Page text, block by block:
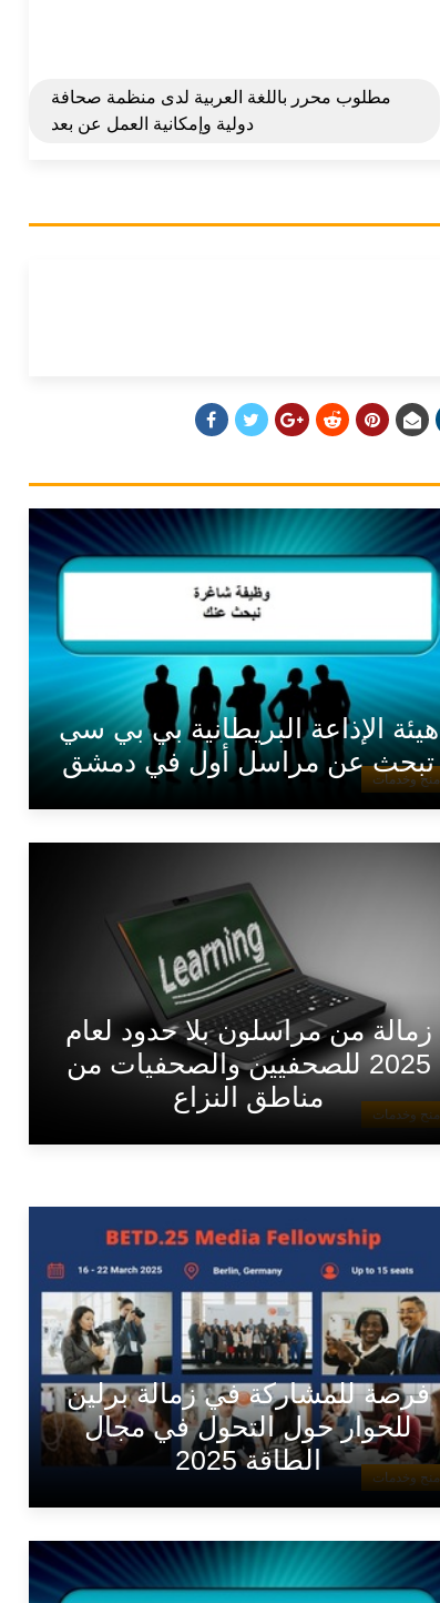
مطلوب محرر باللغة العربية لدى منظمة صحافة
دولية وإمكانية العمل عن بعد
منح وخدمات
هيئة الإذاعة البريطانية بي بي سي
تبحث عن مراسل أول في دمشق
منح وخدمات
زمالة من مراسلون بلا حدود لعام
2025 للصحفيين والصحفيات من
مناطق النزاع
منح وخدمات
فرصة للمشاركة في زمالة برلين
للحوار حول التحول في مجال
الطاقة 2025